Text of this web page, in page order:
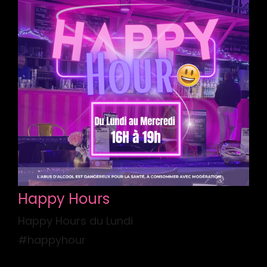
Happy Hours
Happy Hours du Lundi
#happyhour